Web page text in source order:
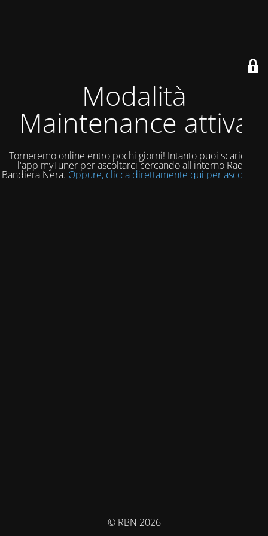
Modalità
Maintenance attiva
Torneremo online entro pochi giorni! Intanto puoi scaricare
l'app myTuner per ascoltarci cercando all'interno Radio
Bandiera Nera. Oppure, clicca direttamente qui per ascoltarci!
© RBN 2026